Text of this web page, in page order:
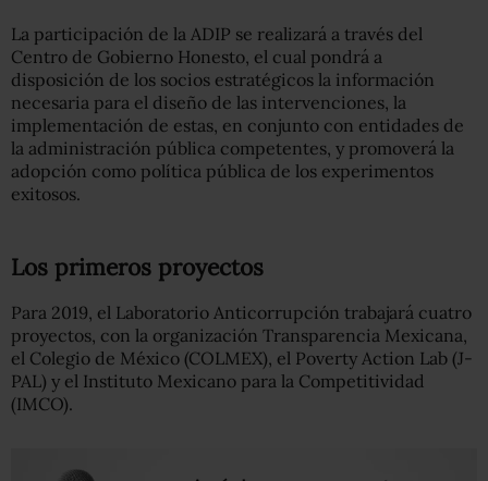
La participación de la ADIP se realizará a través del
Centro de Gobierno Honesto, el cual pondrá a
disposición de los socios estratégicos la información
necesaria para el diseño de las intervenciones, la
implementación de estas, en conjunto con entidades de
la administración pública competentes, y promoverá la
adopción como política pública de los experimentos
exitosos.
Los primeros proyectos
Para 2019, el Laboratorio Anticorrupción trabajará cuatro
proyectos, con la organización Transparencia Mexicana,
el Colegio de México (COLMEX), el Poverty Action Lab (J-
PAL) y el Instituto Mexicano para la Competitividad
(IMCO).